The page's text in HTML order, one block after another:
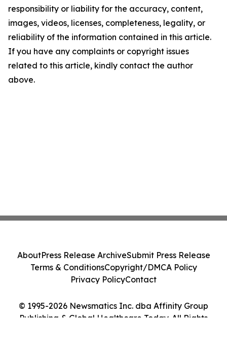
responsibility or liability for the accuracy, content,
images, videos, licenses, completeness, legality, or
reliability of the information contained in this article.
If you have any complaints or copyright issues
related to this article, kindly contact the author
above.
© 1995-2026 Newsmatics Inc. dba Affinity Group
Publishing & Global Healthcare Today. All Rights
AboutPress Release ArchiveSubmit Press Release
Terms & ConditionsCopyright/DMCA Policy
Privacy PolicyContact